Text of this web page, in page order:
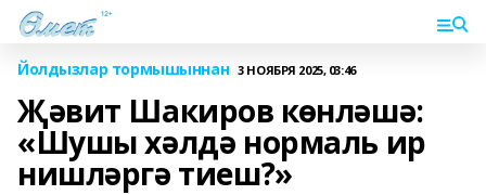
Йолдызлар тормышыннан 3 НОЯБРЯ 2025, 03:46
Җәвит Шакиров көнләшә:
«Шушы хәлдә нормаль ир
нишләргә тиеш?»